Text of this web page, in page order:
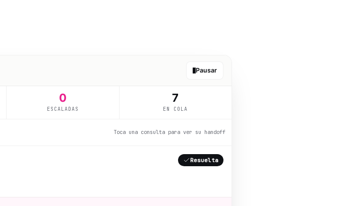
Pausar
0
ESCALADAS
6
EN COLA
Toca una consulta para ver su handoff
Resuelta